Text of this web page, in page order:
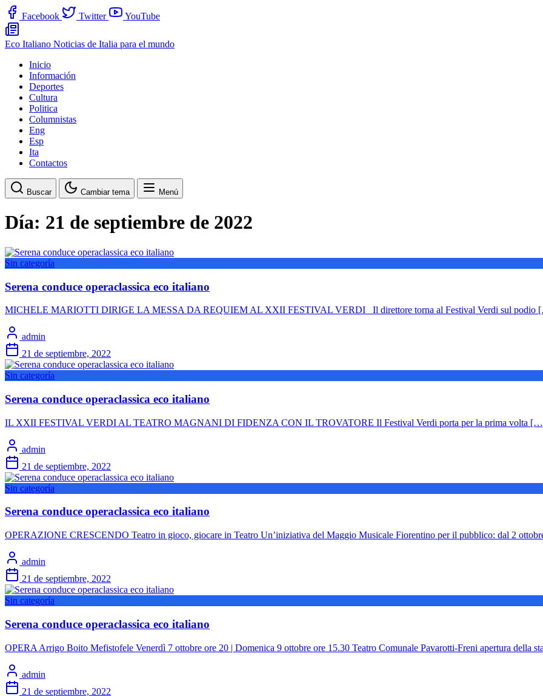
Facebook Twitter YouTube
Eco Italiano Noticias de Italia para el mundo
Inicio
Información
Deportes
Cultura
Politica
Columnistas
Eng
Esp
Ita
Contactos
Buscar Cambiar tema Menú
Día: 21 de septiembre de 2022
Sin categoría
Serena conduce operaclassica eco italiano
MICHELE MARIOTTI DIRIGE LA MESSA DA REQUIEM AL XXII FESTIVAL VERDI Il direttore torna al Festival Verdi sul podio
admin
21 de septiembre, 2022
Sin categoría
Serena conduce operaclassica eco italiano
IL XXII FESTIVAL VERDI AL TEATRO MAGNANI DI FIDENZA CON IL TROVATORE Il Festival Verdi porta per la prima volta
admin
21 de septiembre, 2022
Sin categoría
Serena conduce operaclassica eco italiano
OPERAZIONE CRESCENDO Teatro in gioco, giocare in Teatro Un’iniziativa del Maggio Musicale Fiorentino per il pubblico: dal 2
admin
21 de septiembre, 2022
Sin categoría
Serena conduce operaclassica eco italiano
OPERA Arrigo Boito Mefistofele Venerdì 7 ottobre ore 20 | Domenica 9 ottobre ore 15.30 Teatro Comunale Pavarotti-Freni apertura della
admin
21 de septiembre, 2022